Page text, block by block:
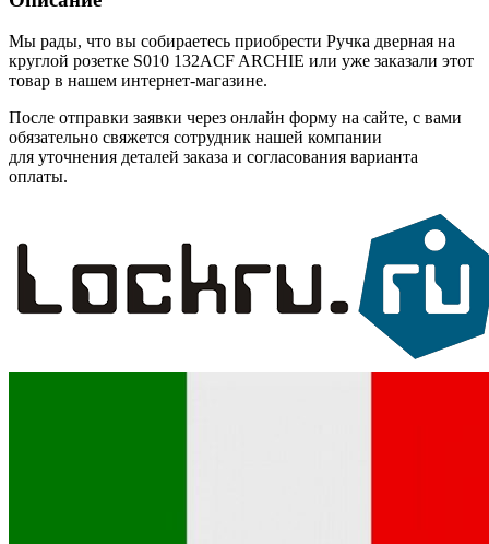
Мы рады, что вы собираетесь приобрести Ручка дверная на
круглой розетке S010 132ACF ARCHIE или уже заказали этот
товар в нашем интернет-магазине.
После отправки заявки через онлайн форму на сайте, с вами
обязательно свяжется сотрудник нашей компании
для уточнения деталей заказа и согласования варианта
оплаты.